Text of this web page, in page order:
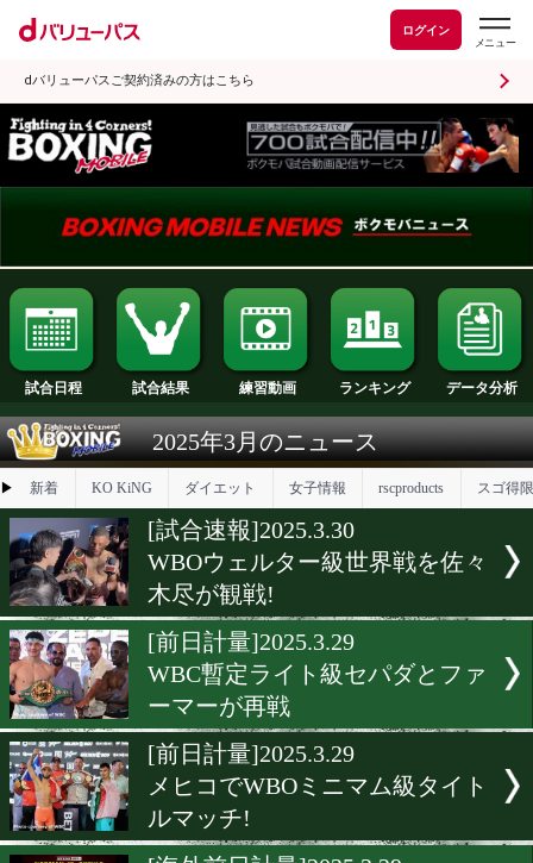
ログイン
dバリューパスご契約済みの方はこちら
試合日程 試合結果 練習動画 ランキング
2025年3月のニュース
▶ 新着 KO KiNG ダイエット
[試合速報]2025.3.30
WBOウェルター級世界戦
木尽が観戦!
[前日計量]2025.3.29
WBC暫定ライト級セパダ
ーマーが再戦